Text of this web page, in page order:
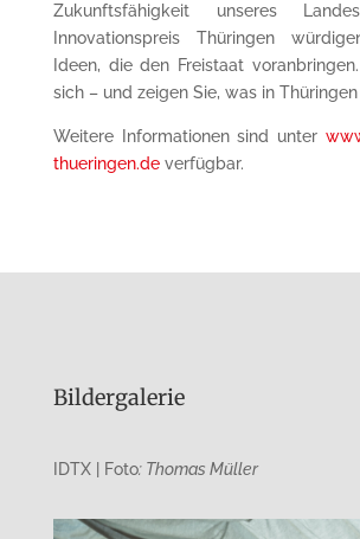
Zukunftsfähigkeit unseres
Innovationspreis Thüringen
Ideen, die den Freistaat
sich – und zeigen Sie, was in Thüringen
Weitere Informationen sind unter
thueringen.deverfügbar.
Bildergalerie
IDTX | Foto: Thomas Müller